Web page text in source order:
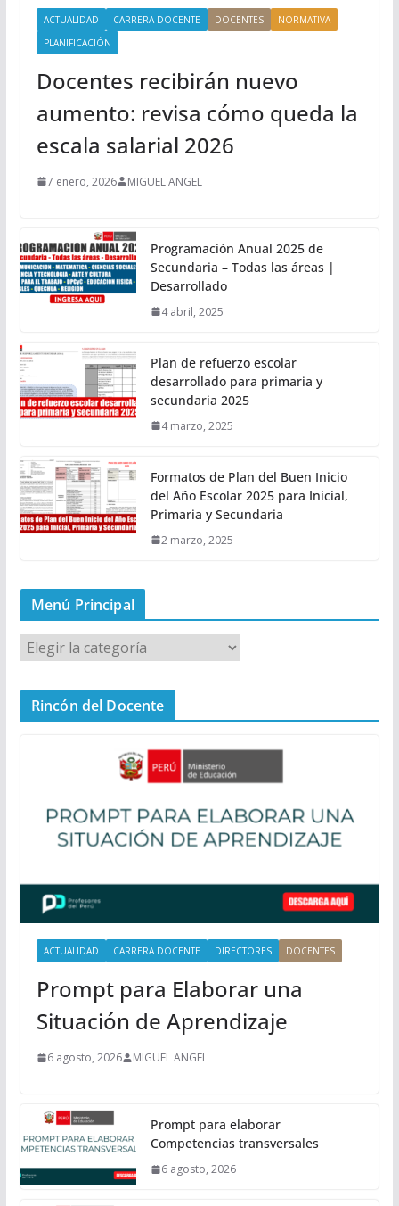
ACTUALIDAD CARRERA DOCENTE DOCENTES
NORMATIVA
PLANIFICACIÓN
Docentes recibirán nuevo
aumento: revisa cómo queda la
escala salarial 2026
7 enero, 2026 MIGUEL ANGEL
Programación Anual 2025 de
Secundaria – Todas las áreas |
Desarrollado
4 abril, 2025
Plan de refuerzo escolar
desarrollado para primaria y
secundaria 2025
4 marzo, 2025
Formatos de Plan del Buen Inicio
del Año Escolar 2025 para Inicial,
Primaria y Secundaria
2 marzo, 2025
Menú Principal
M
e
n
a
Rincón del Docente
ACTUALIDAD CARRERA DOCENTE DIRECTORES DOCENTES
Prompt para Elaborar una
Situación de Aprendizaje
6 agosto, 2026 MIGUEL ANGEL
Prompt para elaborar
Competencias transversales
6 agosto, 2026